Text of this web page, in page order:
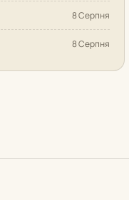
8 Серпня
8 Серпня